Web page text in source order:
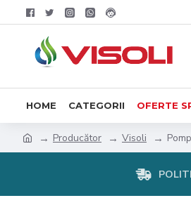
HOME CATEGORII OFERTE
Producător Visoli